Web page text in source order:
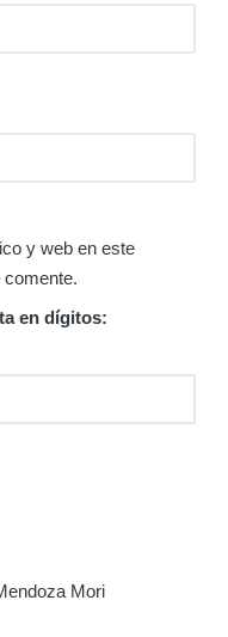
y web en este
comente.
en dígitos: